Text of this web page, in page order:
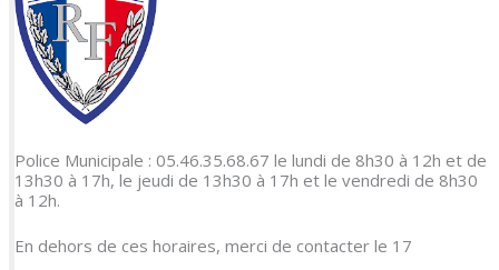
Police Municipale : 05.46.35.68.67 le lundi de 8h30 à 12h et de
13h30 à 17h, le jeudi de 13h30 à 17h et le vendredi de 8h30
à 12h.
En dehors de ces horaires, merci de contacter le 17